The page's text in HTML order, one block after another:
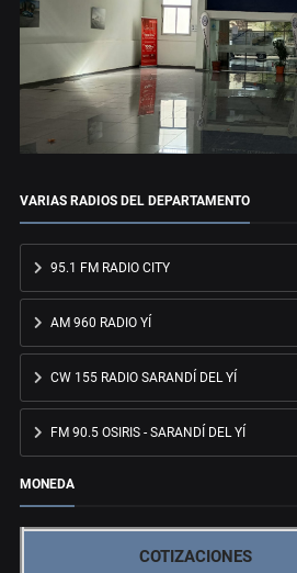
VARIAS RADIOS DEL DEPARTAMENTO
95.1 FM RADIO CITY
AM 960 RADIO YÍ
CW 155 RADIO SARANDÍ DEL YÍ
FM 90.5 OSIRIS - SARANDÍ DEL YÍ
MONEDA
COTIZACIONES